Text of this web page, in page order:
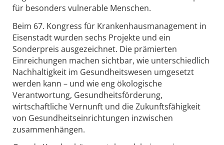
für besonders vulnerable Menschen.
Beim 67. Kongress für Krankenhausmanagement in
Eisenstadt wurden sechs Projekte und ein
Sonderpreis ausgezeichnet. Die prämierten
Einreichungen machen sichtbar, wie unterschiedlich
Nachhaltigkeit im Gesundheitswesen umgesetzt
werden kann – und wie eng ökologische
Verantwortung, Gesundheitsförderung,
wirtschaftliche Vernunft und die Zukunftsfähigkeit
von Gesundheitseinrichtungen inzwischen
zusammenhängen.